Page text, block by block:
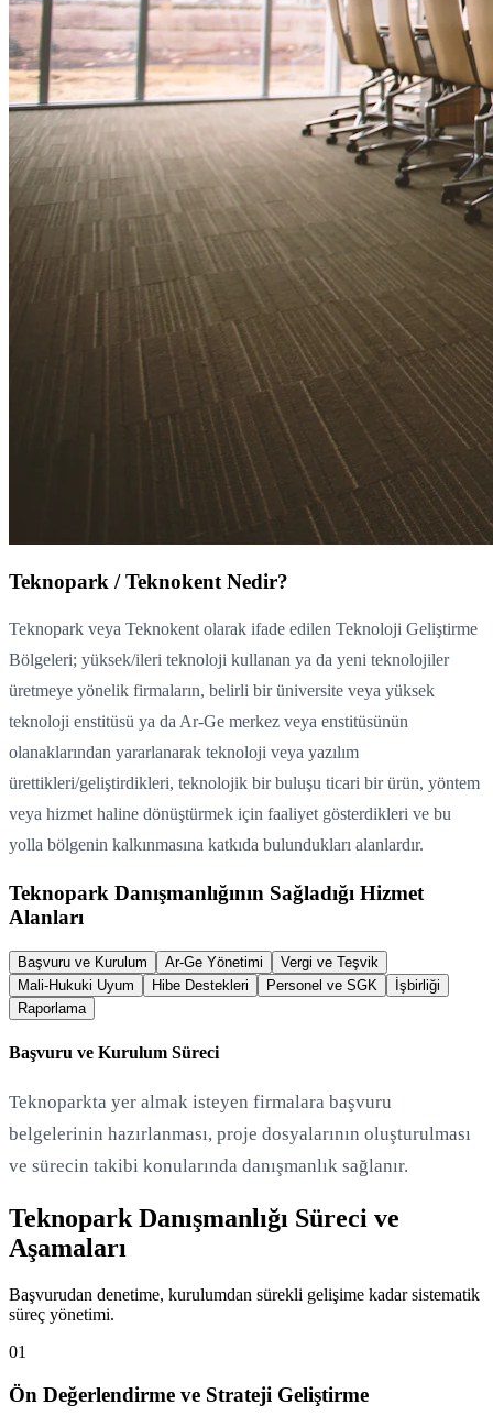
Teknopark / Teknokent Nedir?
Teknopark veya Teknokent olarak ifade edilen Teknoloji Geliştirme
Bölgeleri; yüksek/ileri teknoloji kullanan ya da yeni teknolojiler
üretmeye yönelik firmaların, belirli bir üniversite veya yüksek
teknoloji enstitüsü ya da Ar-Ge merkez veya enstitüsünün
olanaklarından yararlanarak teknoloji veya yazılım
ürettikleri/geliştirdikleri, teknolojik bir buluşu ticari bir ürün, yöntem
veya hizmet haline dönüştürmek için faaliyet gösterdikleri ve bu
yolla bölgenin kalkınmasına katkıda bulundukları alanlardır.
Teknopark Danışmanlığının Sağladığı Hizmet
Alanları
Başvuru ve Kurulum Ar-Ge Yönetimi
Vergi ve Teşvik
Mali-Hukuki Uyum
Hibe Destekleri Personel ve SGK
İşbirliği
Raporlama
Başvuru ve Kurulum Süreci
Teknoparkta yer almak isteyen firmalara başvuru
belgelerinin hazırlanması, proje dosyalarının oluşturulması
ve sürecin takibi konularında danışmanlık sağlanır.
Teknopark Danışmanlığı Süreci ve
Aşamaları
Başvurudan denetime, kurulumdan sürekli gelişime kadar sistematik
süreç yönetimi.
01
Ön Değerlendirme ve Strateji Geliştirme